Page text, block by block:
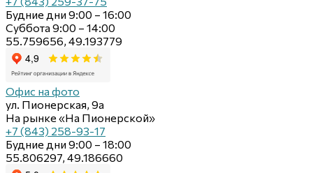
Будние дни 9:00 – 16:00
Суббота 9:00 – 14:00
55.759656, 49.193779
Офис на фото
ул. Пионерская, 9а
На рынке «На Пионерской»
+7 (843) 258-93-17
Будние дни 9:00 – 18:00
55.806297, 49.186660